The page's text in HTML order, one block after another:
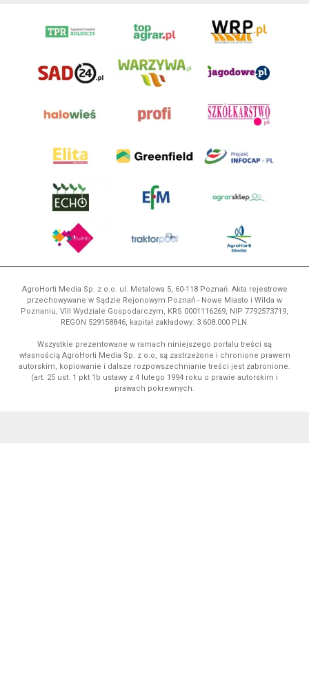
AgroHorti Media Sp. z o.o. ul. Metalowa 5, 60-118 Poznań. Akta rejestrowe
przechowywane w Sądzie Rejonowym Poznań - Nowe Miasto i Wilda w
Poznaniu, VIII Wydziale Gospodarczym, KRS 0001116269, NIP 7792573719,
REGON 529158846, kapitał zakładowy: 3.608.000 PLN.
Wszystkie prezentowane w ramach niniejszego portalu treści są
własnością AgroHorti Media Sp. z o.o, są zastrzeżone i chronione prawem
autorskim, kopiowanie i dalsze rozpowszechnianie treści jest zabronione.
(art. 25 ust. 1 pkt 1b ustawy z 4 lutego 1994 roku o prawie autorskim i
prawach pokrewnych.